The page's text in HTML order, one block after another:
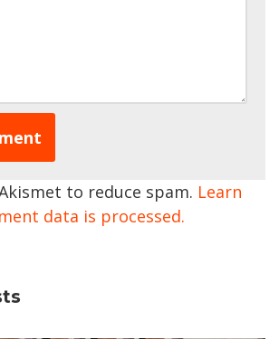
to reduce spam. Learn
data is processed.